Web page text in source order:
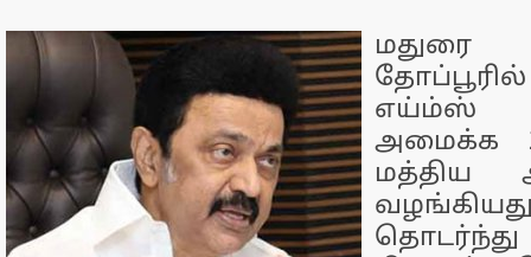
எய்ம்ஸ்
அமைக்க
மத்திய